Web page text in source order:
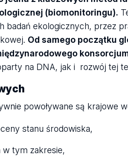
(biomonitoringu).
badań ekologicznych, przez
Od samego początku
na DNA, jak i rozwój tej
powoływane są krajowe
stanu środowiska,
tym zakresie,